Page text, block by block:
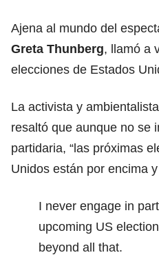
Ajena al mundo del
Greta Thunberg, llamó a
elecciones de Estados
La activista y
resaltó que aunque no se
partidaria, “las próximas
Unidos están por encima
I never engage in
upcoming US
beyond all that.